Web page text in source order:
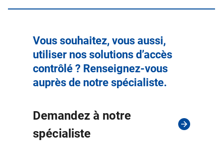
Vous souhaitez, vous aussi,
utiliser nos solutions d’accès
contrôlé ? Renseignez-vous
auprès de notre spécialiste.
Demandez à notre
spécialiste